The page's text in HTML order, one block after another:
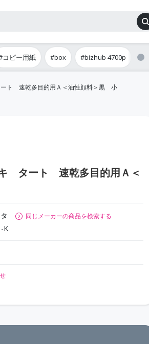
コピー用紙 #box #bizhub 4700p
ト 速乾多目的用Ａ＜油性顔料＞黒 小
タート 速乾多目的用Ａ＜
同じメーカーの商品を検索する
K